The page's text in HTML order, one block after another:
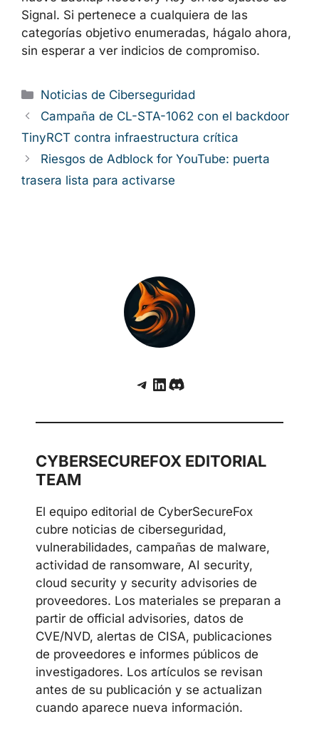
Signal. Si pertenece a cualquiera de las
categorías objetivo enumeradas, hágalo ahora,
sin esperar a ver indicios de compromiso.
Categorías
Noticias de Ciberseguridad
Campaña de CL-STA-1062 con el backdoor
TinyRCT contra infraestructura crítica
Riesgos de Adblock for YouTube: puerta
trasera lista para activarse
Telegram
LinkedIn
Discord
CYBERSECUREFOX EDITORIAL
TEAM
El equipo editorial de CyberSecureFox
cubre noticias de ciberseguridad,
vulnerabilidades, campañas de malware,
actividad de ransomware, AI security,
cloud security y security advisories de
proveedores. Los materiales se preparan a
partir de official advisories, datos de
CVE/NVD, alertas de CISA, publicaciones
de proveedores e informes públicos de
investigadores. Los artículos se revisan
antes de su publicación y se actualizan
cuando aparece nueva información.